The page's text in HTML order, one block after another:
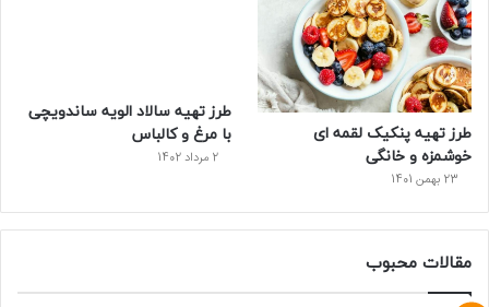
طرز تهیه پنکیک لقمه ای
خوشمزه و خانگی
23 بهمن 1401
طرز تهیه سالاد الویه ساندویچی
با مرغ و کالباس
2 مرداد 1402
مقالات محبوب